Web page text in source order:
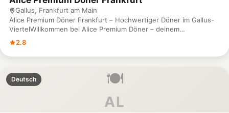
griechischen Gastfreundschaft und unserer Küche verwöhnen –
wir freuen uns auf dich!
Gallus, Frankfurt am Main
Alice Premium Döner Frankfurt – Hochwertiger Döner im Gallus-
ViertelWillkommen bei Alice Premium Döner – deinem
Anlaufpunkt für hochwertigen Döner und türkische Spezialitäten
im Frankfurter Gallus-Viertel! In der Europa-Allee 6 erwartet dich
eine neue Dimension des Dönergenusses: saftiges Fleisch,
Gericht zu etwas Besonderem machen. Hier trifft türkische
Tradition auf modernen Geschmack – perfekt für eine schnelle,
Neuigkeiten und Einblicke. Für Reservierungen oder Fragen
2.8
🍽️
AL
Deutsch